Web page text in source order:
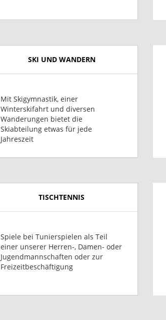
SKI UND WANDERN
Mit Skigymnastik, einer
Winterskifahrt und diversen
Wanderungen bietet die
Skiabteilung etwas für jede
Jahreszeit
TISCHTENNIS
Spiele bei Tunierspielen als Teil
einer unserer Herren-, Damen- oder
Jugendmannschaften oder zur
Freizeitbeschäftigung